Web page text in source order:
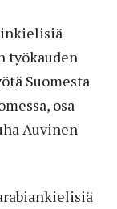
työkauden
Suomesta
osa
Auvinen